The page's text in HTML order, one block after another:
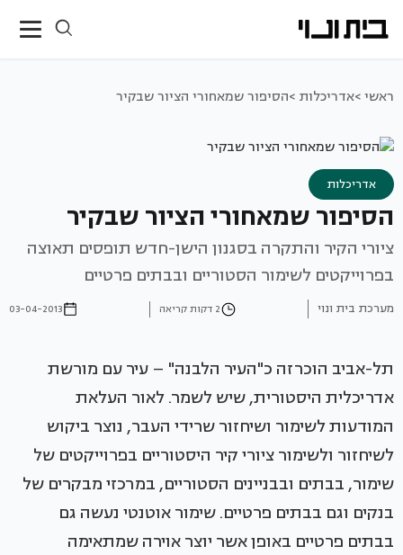
ראשי >אדריכלות >הסיפור שמאחורי הציור שבקיר
אדריכלות
הסיפור שמאחורי הציור שבקיר
ציורי הקיר והתקרה בסגנון הישן-חדש תופסים תאוצה
בפרוייקטים לשימור הסטוריים ובבתים פרטיים
מערכת בית ונוי 2 דקות קריאה 03-04-2013
תל-אביב הוכרזה כ"העיר הלבנה" – עיר עם מורשת
אדריכלית היסטורית, שיש לשמר. לאור העלאת
המודעות לשימור ושיחזור שרידי העבר, נוצר ביקוש
לשיחזור ולשימור ציורי קיר היסטוריים בפרוייקטים של
שימור, בבתים ובבניינים הסטוריים, במרכזי מבקרים של
בנקים וגם בבתים פרטיים. שימור אוטנטי נעשה גם
בבתים פרטיים באופן אשר יוצר אוירה שמתאימה